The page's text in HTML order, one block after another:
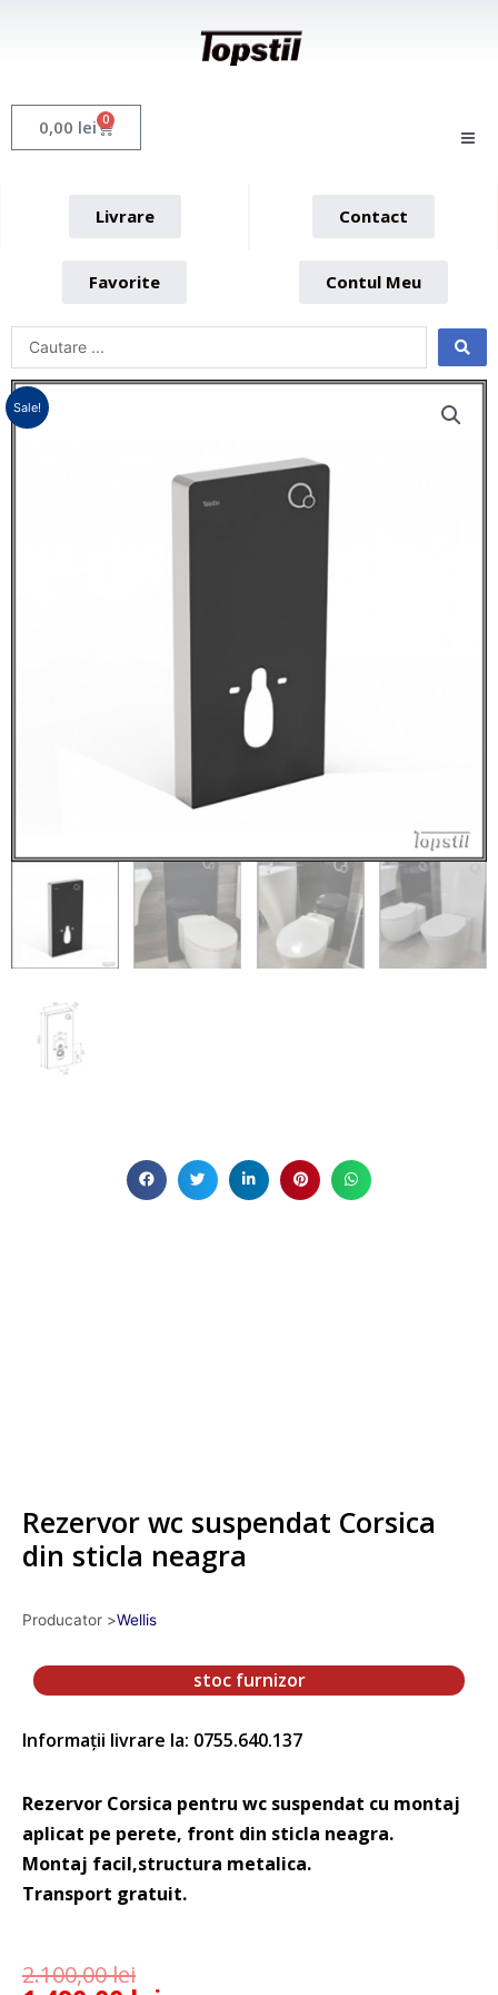
0,00 lei 0 Cart
Livrare Contact
Favorite Contul Meu
Sale!
Rezervor wc suspendat Corsica
din sticla neagra
Producator >Wellis
stoc furnizor
Informații livrare la: 0755.640.137
Rezervor Corsica pentru wc suspendat cu montaj
aplicat pe perete, front din sticla neagra.
Montaj facil,structura metalica.
Transport gratuit.
2.100,00lei